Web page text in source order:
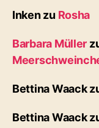
Inkenzu Rosha
Barbara Müller
Bettina Waack
Bettina Waack